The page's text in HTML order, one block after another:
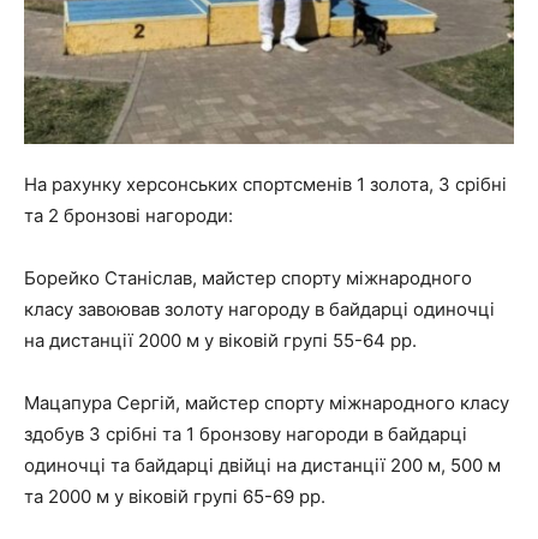
На рахунку херсонських спортсменів 1 золота, 3 срібні
та 2 бронзові нагороди:
Борейко Станіслав, майстер спорту міжнародного
класу завоював золоту нагороду в байдарці одиночці
на дистанції 2000 м у віковій групі 55-64 рр.
Мацапура Сергій, майстер спорту міжнародного класу
здобув 3 срібні та 1 бронзову нагороди в байдарці
одиночці та байдарці двійці на дистанції 200 м, 500 м
та 2000 м у віковій групі 65-69 рр.